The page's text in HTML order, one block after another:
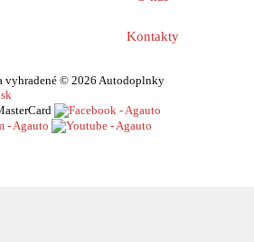
Kontakty
vyhradené © 2026 Autodoplnky